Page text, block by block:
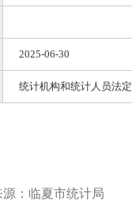
2025-06-30
统计机构和统计人员法
源：临夏市统计局